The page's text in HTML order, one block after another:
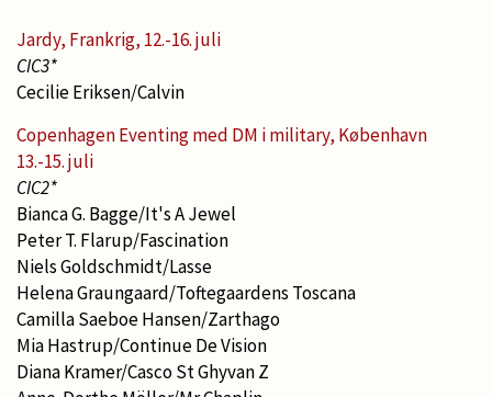
Jardy, Frankrig, 12.-16. juli
CIC3*
Cecilie Eriksen/Calvin
Copenhagen Eventing med DM i military, København
13.-15. juli
CIC2*
Bianca G. Bagge/It's A Jewel
Peter T. Flarup/Fascination
Niels Goldschmidt/Lasse
Helena Graungaard/Toftegaardens Toscana
Camilla Saeboe Hansen/Zarthago
Mia Hastrup/Continue De Vision
Diana Kramer/Casco St Ghyvan Z